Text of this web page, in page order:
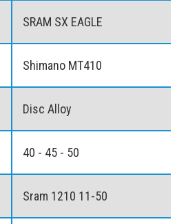
SRAM SX EAGLE
Shimano MT410
Disc Alloy
40 - 45 - 50
Sram 1210 11-50